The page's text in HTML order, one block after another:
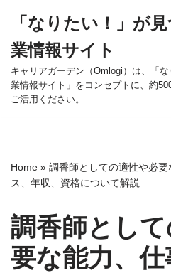
ン
テ
ン
ツ
ッ
「なりたい！」が
業情報サイト
キャリアガーデン（Omlogi）は、「
業情報サイト」をコンセプトに、約
ご活用ください。
Home » 調香師としての適性や必
ス、年収、資格について解説
調香師とし
要な能力、